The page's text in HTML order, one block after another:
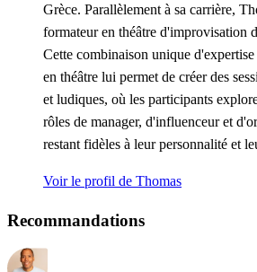
Grèce. Parallèlement à sa carrière,
formateur en théâtre d'improvisation
Cette combinaison unique d'expertise
en théâtre lui permet de créer des
et ludiques, où les participants
rôles de manager, d'influenceur et
restant fidèles à leur personnalité et
Voir le profil de Thomas
Recommandations